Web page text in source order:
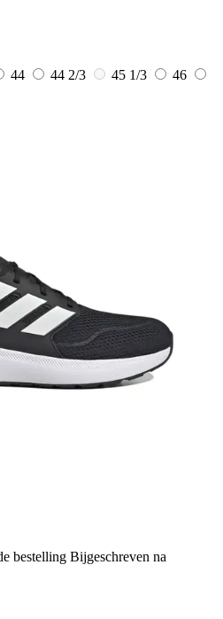
44 44 2/3 45 1/3
46
bestelling Bijgeschreven na